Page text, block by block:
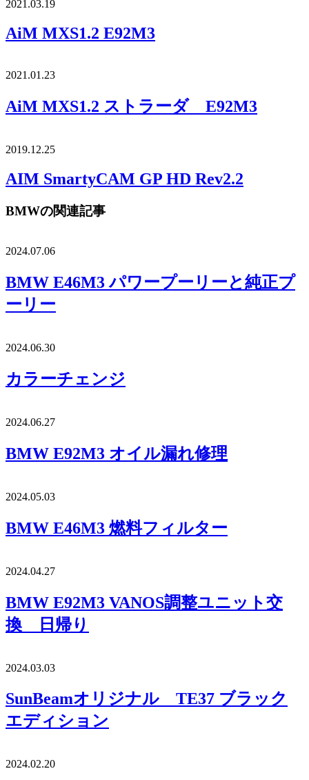
2021.03.19
AiM MXS1.2 E92M3
2021.01.23
AiM MXS1.2 ストラーダ E92M3
2019.12.25
AIM SmartyCAM GP HD Rev2.2
BMWの関連記事
2024.07.06
BMW E46M3 パワープーリーと純正プ
ーリー
2024.06.30
カラーチェンジ
2024.06.27
BMW E92M3 オイル漏れ修理
2024.05.03
BMW E46M3 燃料フィルター
2024.04.27
BMW E92M3 VANOS調整ユニット交
換 日帰り
2024.03.03
SunBeamオリジナル TE37 ブラック
エディション
2024.02.20